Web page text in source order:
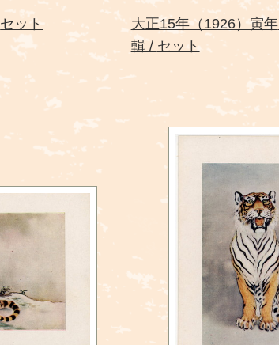
セット 大正15年（1926）寅年
輯
セット